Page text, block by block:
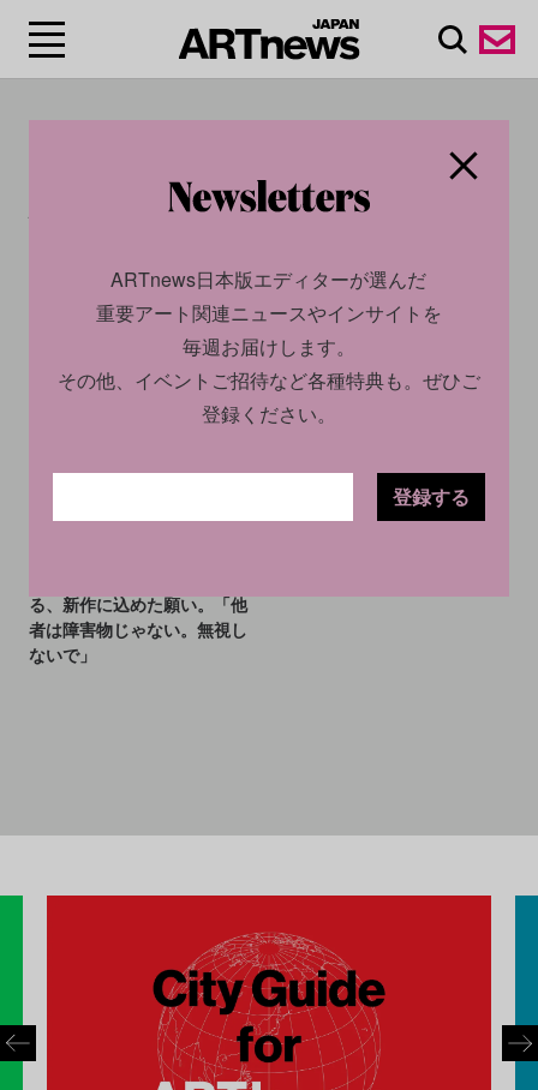
#ピピロッティ・リスト
/Pipilotti Rist
る、新作に込めた願い。「他
者は障害物じゃない。無視し
ないで」
ARTnews日本版エディターが選んだ
重要アート関連ニュースやインサイトを
毎週お届けします。
その他、イベントご招待など各種特典も。ぜひご
登録ください。
登録する